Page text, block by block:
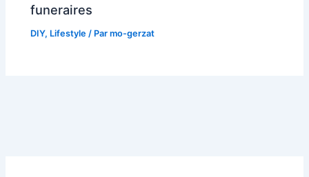
funeraires
DIY, Lifestyle / Parmo-gerzat